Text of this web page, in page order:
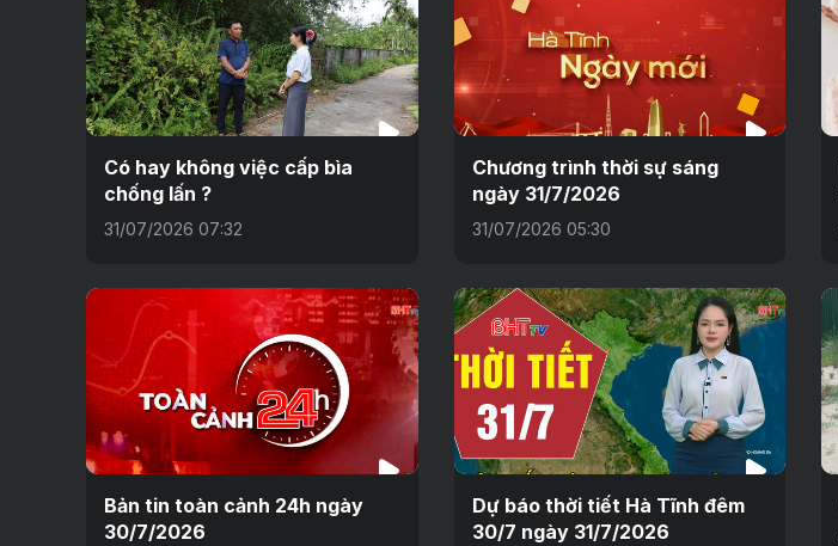
Có hay không việc cấp bìa
chống lấn ?
31/07/2026 07:32
Chương trình thời sự sáng
ngày 31/7/2026
31/07/2026 05:30
Bản tin toàn cảnh 24h ngày
30/7/2026
Dự báo thời tiết Hà Tĩnh đêm
30/7 ngày 31/7/2026